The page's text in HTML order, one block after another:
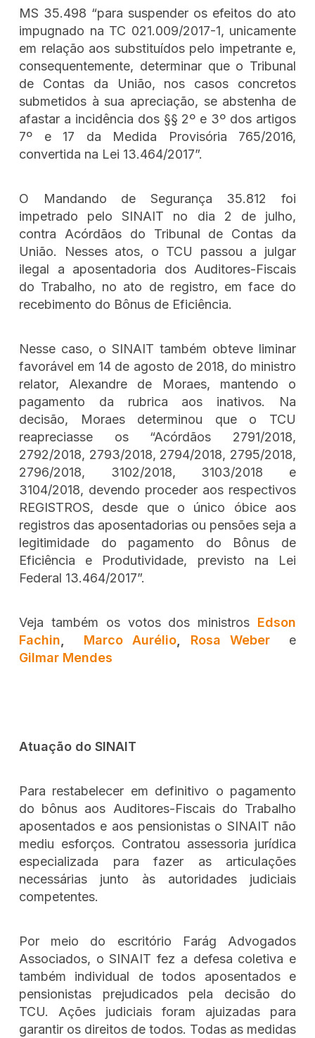
MS 35.498 “para suspender os efeitos do ato
impugnado na TC 021.009/2017-1, unicamente
em relação aos substituídos pelo impetrante e,
consequentemente, determinar que o Tribunal
de Contas da União, nos casos concretos
submetidos à sua apreciação, se abstenha de
afastar a incidência dos §§ 2º e 3º dos artigos
7º e 17 da Medida Provisória 765/2016,
convertida na Lei 13.464/2017”.
O Mandando de Segurança 35.812 foi
impetrado pelo SINAIT no dia 2 de julho,
contra Acórdãos do Tribunal de Contas da
União. Nesses atos, o TCU passou a julgar
ilegal a aposentadoria dos Auditores-Fiscais
do Trabalho, no ato de registro, em face do
recebimento do Bônus de Eficiência.
Nesse caso, o SINAIT também obteve liminar
favorável em 14 de agosto de 2018, do ministro
relator, Alexandre de Moraes, mantendo o
pagamento da rubrica aos inativos. Na
decisão, Moraes determinou que o TCU
reapreciasse os “Acórdãos 2791/2018,
2792/2018, 2793/2018, 2794/2018, 2795/2018,
2796/2018, 3102/2018, 3103/2018 e
3104/2018, devendo proceder aos respectivos
REGISTROS, desde que o único óbice aos
registros das aposentadorias ou pensões seja a
legitimidade do pagamento do Bônus de
Eficiência e Produtividade, previsto na Lei
Federal 13.464/2017”.
Veja também os votos dos ministros Edson
Fachin, Marco Aurélio, Rosa Weber e
Gilmar Mendes
Atuação do SINAIT
Para restabelecer em definitivo o pagamento
do bônus aos Auditores-Fiscais do Trabalho
aposentados e aos pensionistas o SINAIT não
mediu esforços. Contratou assessoria jurídica
especializada para fazer as articulações
necessárias junto às autoridades judiciais
competentes.
Por meio do escritório Farág Advogados
Associados, o SINAIT fez a defesa coletiva e
também individual de todos aposentados e
pensionistas prejudicados pela decisão do
TCU. Ações judiciais foram ajuizadas para
garantir os direitos de todos. Todas as medidas